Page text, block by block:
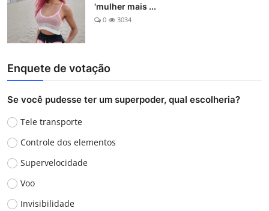
'mulher mais ...
0 3034
Enquete de votação
Se você pudesse ter um superpoder, qual escolheria?
Tele transporte
Controle dos elementos
Supervelocidade
Voo
Invisibilidade